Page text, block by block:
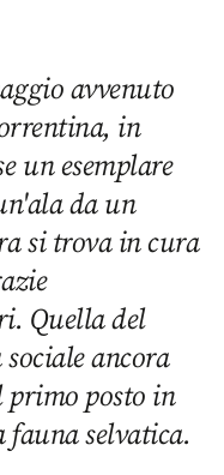
avvenuto
in
un esemplare
da un
si trova in cura
Quella del
ancora
posto in
selvatica.